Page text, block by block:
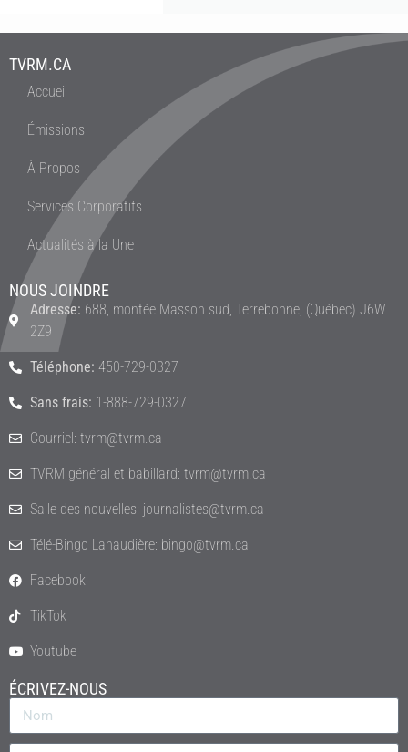
TVRM.CA
Accueil
Émissions
À Propos
Services Corporatifs
Actualités à la Une
NOUS JOINDRE
Adresse: 688, montée Masson sud, Terrebonne, (Québec) J6W
2Z9
Téléphone: 450-729-0327
Sans frais: 1-888-729-0327
Courriel: tvrm@tvrm.ca
TVRM général et babillard: tvrm@tvrm.ca
Salle des nouvelles: journalistes@tvrm.ca
Télé-Bingo Lanaudière: bingo@tvrm.ca
Facebook
TikTok
Youtube
ÉCRIVEZ-NOUS